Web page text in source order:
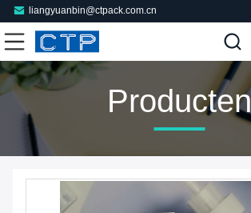
liangyuanbin@ctpack.com.cn
Producten